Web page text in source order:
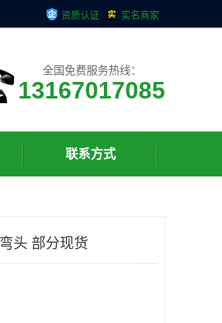
资质认证 实名商家
全国免费服务热线：
13167017085
联系方式
头 部分现货